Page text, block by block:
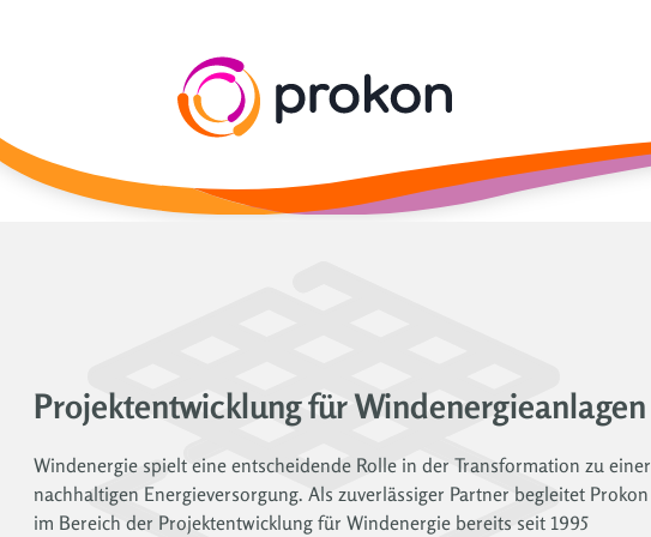
Projektentwicklung für Windenergieanlagen
Windenergie spielt eine entscheidende Rolle in der Transformation zu einer
nachhaltigen Energieversorgung. Als zuverlässiger Partner begleitet Prokon
im Bereich der Projektentwicklung für Windenergie bereits seit 1995